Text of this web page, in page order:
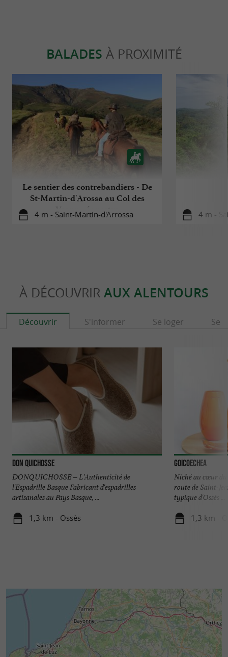
BALADES À PROXIMITÉ
Le sentier des contrebandiers - De
St-Martin-d'Arossa au Col des
Veaux - équestre
4 m - Saint-Martin-d'Arrossa 4 m -
À DÉCOUVRIR AUX ALENTOURS
Découvrir S'informer Se loger Se
Don Quichosse
DONQUICHOSSE – L'Authenticité de
l'Espadrille Basque Fabricant d'espadrilles
artisanales au Pays Basque, ...
1,3 km - Ossès
Goicoechea
Niché au cœur du
route de Saint-
typique d'Ossès ...
1,3 km -